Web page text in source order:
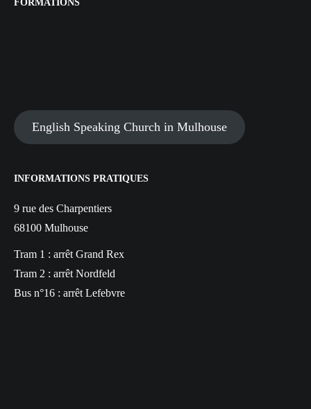
FORMATIONS
English Speaking Church in Mulhouse
INFORMATIONS PRATIQUES
9 rue des Charpentiers
68100 Mulhouse
Tram 1 : arrêt Grand Rex
Tram 2 : arrêt Nordfeld
Bus n°16 : arrêt Lefebvre